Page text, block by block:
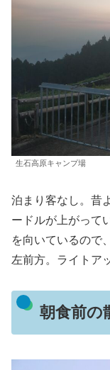
生石高原キャンプ場
泊まり客なし。昔
ードルが上がって
を向いているので
左前方。ライトア
朝食前の